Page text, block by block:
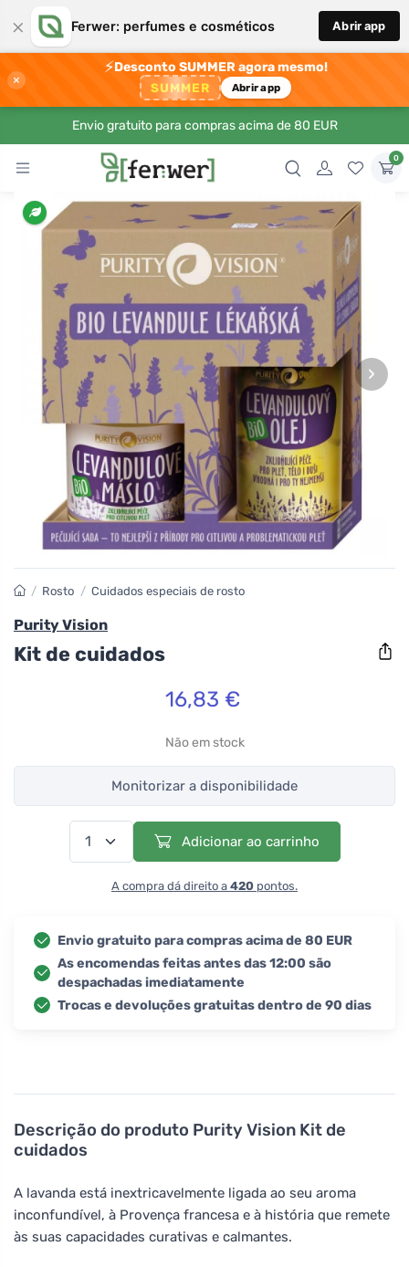
× Ferwer: perfumes e cosméticos Abrir app
×
⚡Desconto SUMMER agora mesmo!
SUMMER Abrir app
Envio gratuito para compras acima de 80 EUR
0
›
Descrição do produto Purity Vision Kit de
cuidados
A lavanda está inextricavelmente ligada ao seu aroma
inconfundível, à Provença francesa e à história que remete
às suas capacidades curativas e calmantes.
/ Rosto / Cuidados especiais de rosto
Purity Vision
Kit de cuidados
16,83 €
Não em stock
Monitorizar a disponibilidade
Adicionar ao carrinho
A compra dá direito a 420 pontos.
Envio gratuito para compras acima de 80 EUR
As encomendas feitas antes das 12:00 são
despachadas imediatamente
Trocas e devoluções gratuitas dentro de 90 dias